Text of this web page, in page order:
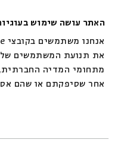
האתר עושה שימוש
את תנועת המשתמשים
מתחומי המדיה החברתית,
אחר שסיפקתם או שהם